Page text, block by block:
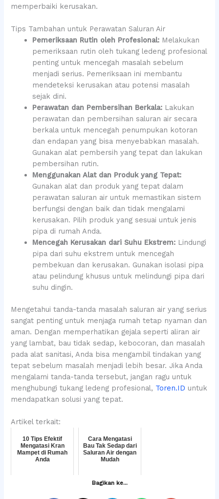
memperbaiki kerusakan.
Tips Tambahan untuk Perawatan Saluran Air
Pemeriksaan Rutin oleh Profesional: Melakukan
pemeriksaan rutin oleh tukang ledeng profesional
penting untuk mencegah masalah sebelum
menjadi serius. Pemeriksaan ini membantu
mendeteksi kerusakan atau potensi masalah
sejak dini.
Perawatan dan Pembersihan Berkala: Lakukan
perawatan dan pembersihan saluran air secara
berkala untuk mencegah penumpukan kotoran
dan endapan yang bisa menyebabkan masalah.
Gunakan alat pembersih yang tepat dan lakukan
pembersihan rutin.
Menggunakan Alat dan Produk yang Tepat:
Gunakan alat dan produk yang tepat dalam
perawatan saluran air untuk memastikan sistem
berfungsi dengan baik dan tidak mengalami
kerusakan. Pilih produk yang sesuai untuk jenis
pipa di rumah Anda.
Mencegah Kerusakan dari Suhu Ekstrem: Lindungi
pipa dari suhu ekstrem untuk mencegah
pembekuan dan kerusakan. Gunakan isolasi pipa
atau pelindung khusus untuk melindungi pipa dari
suhu dingin.
Mengetahui tanda-tanda masalah saluran air yang serius
sangat penting untuk menjaga rumah tetap nyaman dan
aman. Dengan memperhatikan gejala seperti aliran air
yang lambat, bau tidak sedap, kebocoran, dan masalah
pada alat sanitasi, Anda bisa mengambil tindakan yang
tepat sebelum masalah menjadi lebih besar. Jika Anda
mengalami tanda-tanda tersebut, jangan ragu untuk
menghubungi tukang ledeng profesional, Toren.ID untuk
mendapatkan solusi yang tepat.
Artikel terkait:
10 Tips Efektif
Mengatasi Kran
Mampet di Rumah
Anda
Cara Mengatasi
Bau Tak Sedap dari
Saluran Air dengan
Mudah
Bagikan ke...